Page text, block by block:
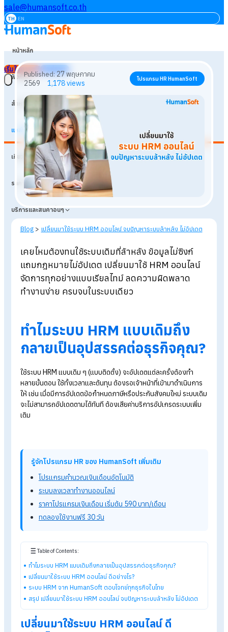
sale@humansoft.co.th
TH EN
หน้าหลัก
ฟังก์ชัน
สำหรับธุรกิจ
แหล่งเรียนรู้
เกี่ยวกับเรา
ราคา
บริการและสินค้าอื่นๆ
เริ่มใช้งานฟรี เข้าสู่ระบบ
Published:27 พฤษภาคม
2569 1,178views โปรแกรม HR HumanSoft
Blog > เปลี่ยนมาใช้ระบบ HRM ออนไลน์ จบปัญหาระบบล้าหลัง ไม่อัปเ
เคยไหมต้องทนใช้ระบบเดิมที่ล้าหลัง ข้อมูลไม่ซิงก์
แถมกฎหมายไม่อัปเดต เปลี่ยนมาใช้ HRM
จัดการทุกอย่างแบบเรียลไทม์ ลดความผิดพลาด
ทำงานง่าย ครบจบในระบบเดียว
กลายเป็นอุปสรรคต่อธุรกิจคุ
ใช้ระบบ HRM แบบเดิม ๆ (แบบติดตั้ง) จะอัปเดตแต่ละครั้งต้องทำ
หลายขั้นตอน ใช้ทั้งเวลาและต้นทุน ต้องรอเจ้าหน้าที่เข้ามาดำเนินก
ให้ เช่น เมื่อมีการอัปเดตข้อกำหนดภาษีหรือประกันสังคมใหม่ ระบบ
เติม
รู้จักโปรแกรม HR ของ HumanSoft เพิ่มเติม
โปรแกรมคำนวณเงินเดือนอัตโนมัติ
ระบบลงเวลาทำงานออนไลน์